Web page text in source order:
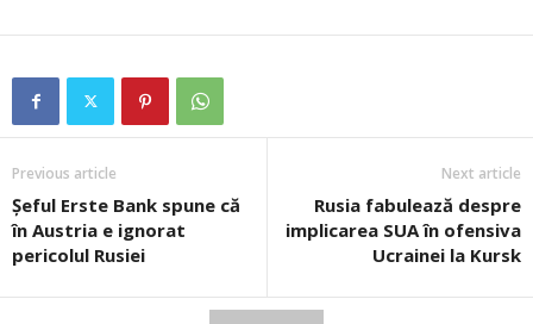
Previous article
Șeful Erste Bank spune că
în Austria e ignorat
pericolul Rusiei
Next article
Rusia fabulează despre
implicarea SUA în ofensiva
Ucrainei la Kursk